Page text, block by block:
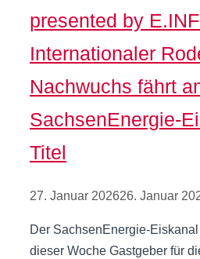
presented by
Internationaler
Nachwuchs fährt
SachsenEnergie-
Titel
27. Januar 202626. Januar
Der SachsenEnergie-
dieser Woche Gastgeber für